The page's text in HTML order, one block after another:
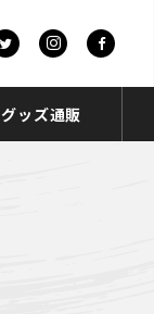
グッズ通販